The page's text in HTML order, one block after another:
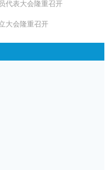
代表大会隆重召开
大会隆重召开